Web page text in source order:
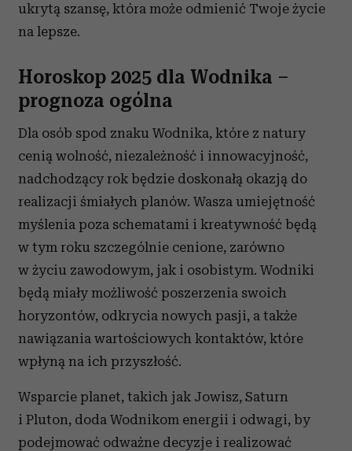
ukrytą szansę, która może odmienić Twoje życie
na lepsze.
Horoskop 2025 dla Wodnika –
prognoza ogólna
Dla osób spod znaku Wodnika, które z natury
cenią wolność, niezależność i innowacyjność,
nadchodzący rok będzie doskonałą okazją do
realizacji śmiałych planów. Wasza umiejętność
myślenia poza schematami i kreatywność będą
w tym roku szczególnie cenione, zarówno
w życiu zawodowym, jak i osobistym. Wodniki
będą miały możliwość poszerzenia swoich
horyzontów, odkrycia nowych pasji, a także
nawiązania wartościowych kontaktów, które
wpłyną na ich przyszłość.
Wsparcie planet, takich jak Jowisz, Saturn
i Pluton, doda Wodnikom energii i odwagi, by
podejmować odważne decyzje i realizować